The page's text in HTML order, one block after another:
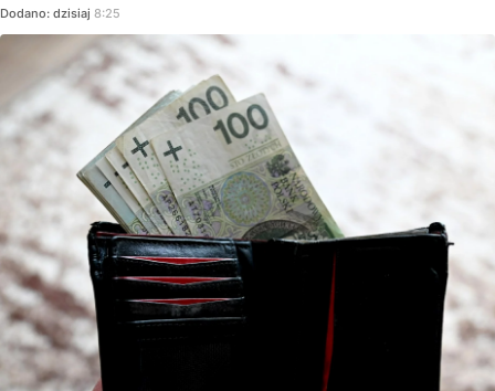
Dodano: dzisiaj 8:25